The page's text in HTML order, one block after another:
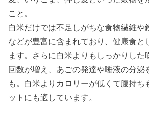
こと。
白米だけでは不足しがちな食物繊維や
などが豊富に含まれており、健康食と
ます。さらに白米よりもしっかりした
回数が増え、あごの発達や唾液の分泌
も。白米よりカロリーが低くて腹持ち
ットにも適しています。